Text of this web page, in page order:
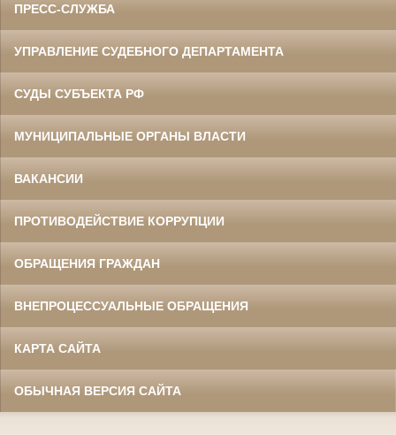
ПРЕСС-СЛУЖБА
УПРАВЛЕНИЕ СУДЕБНОГО ДЕПАРТАМЕНТА
СУДЫ СУБЪЕКТА РФ
МУНИЦИПАЛЬНЫЕ ОРГАНЫ ВЛАСТИ
ВАКАНСИИ
ПРОТИВОДЕЙСТВИЕ КОРРУПЦИИ
ОБРАЩЕНИЯ ГРАЖДАН
ВНЕПРОЦЕССУАЛЬНЫЕ ОБРАЩЕНИЯ
КАРТА САЙТА
ОБЫЧНАЯ ВЕРСИЯ САЙТА